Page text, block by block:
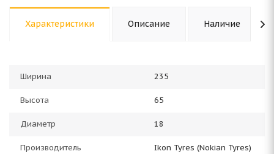
Характеристики Описание Наличие
Ширина 235
Высота 65
Диаметр 18
Производитель Ikon Tyres (Nokian Tyres)